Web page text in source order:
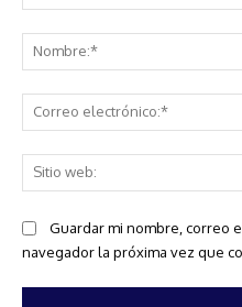
Guardar mi nombre, correo
navegador la próxima vez que